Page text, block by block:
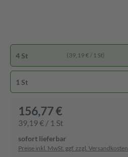
4 St (39,19 € / 1 St)
1 St
156,77 €
39,19 € / 1 St
sofort lieferbar
Preise inkl. MwSt. ggf. zzgl. Versandkosten